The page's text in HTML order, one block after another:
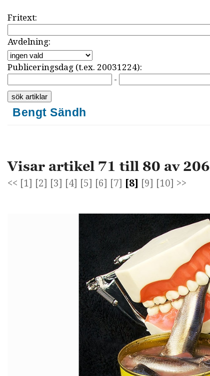
Fritext:
Avdelning:
Publiceringsdag (t.ex. 20031224):
-
Bengt Sändh
Visar artikel 71 till 80 av 206
<< [1] [2] [3] [4] [5] [6] [7] [8] [9] [10] >>